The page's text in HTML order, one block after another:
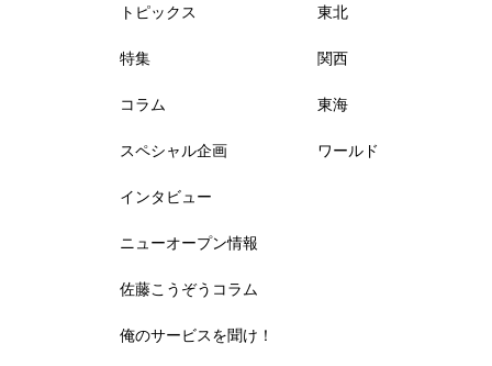
トピックス
特集
コラム
スペシャル企画
インタビュー
ニューオープン情報
佐藤こうぞうコラム
俺のサービスを聞け！
東北
関西
東海
ワールド